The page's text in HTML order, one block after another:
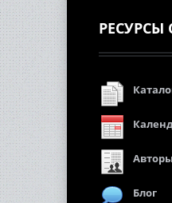
РЕСУРСЫ
Блог